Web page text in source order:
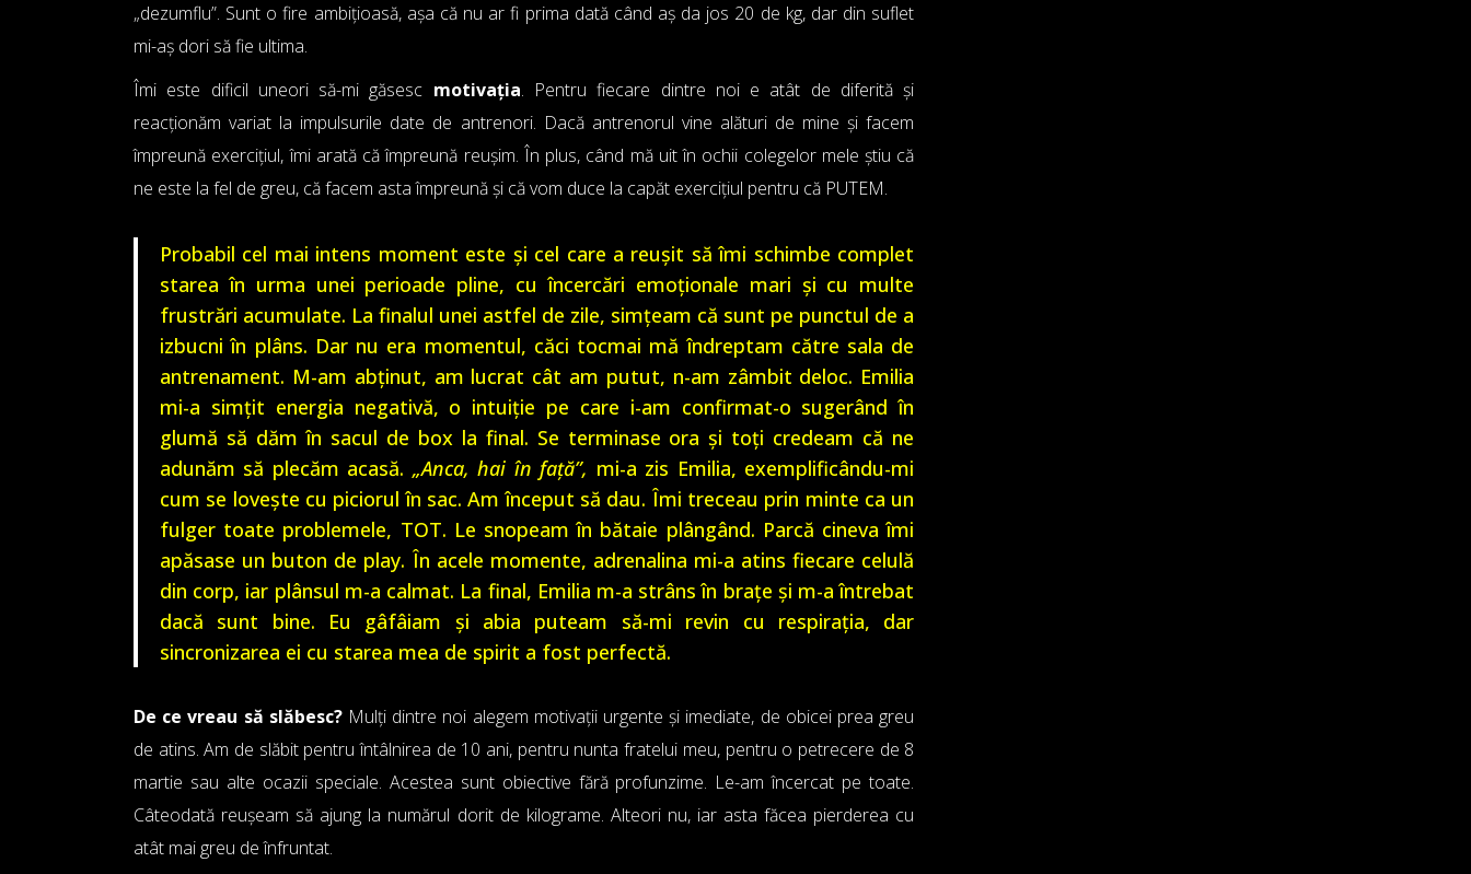
„dezumflu”. Sunt o fire ambițioasă, așa că nu ar fi prima dată când aș da jos 20 de kg, dar din suflet
mi-aș dori să fie ultima.
Îmi este dificil uneori să-mi găsesc motivația. Pentru fiecare dintre noi e atât de diferită și
reacționăm variat la impulsurile date de antrenori. Dacă antrenorul vine alături de mine și facem
împreună exercițiul, îmi arată că împreună reușim. În plus, când mă uit în ochii colegelor mele știu că
ne este la fel de greu, că facem asta împreună și că vom duce la capăt exercițiul pentru că PUTEM.
Probabil cel mai intens moment este și cel care a reușit să îmi schimbe complet
starea în urma unei perioade pline, cu încercări emoționale mari și cu multe
frustrări acumulate. La finalul unei astfel de zile, simțeam că sunt pe punctul de a
izbucni în plâns. Dar nu era momentul, căci tocmai mă îndreptam către sala de
antrenament. M-am abținut, am lucrat cât am putut, n-am zâmbit deloc. Emilia
mi-a simțit energia negativă, o intuiție pe care i-am confirmat-o sugerând în
glumă să dăm în sacul de box la final. Se terminase ora și toți credeam că ne
adunăm să plecăm acasă. „Anca, hai în față”, mi-a zis Emilia, exemplificându-mi
cum se lovește cu piciorul în sac. Am început să dau. Îmi treceau prin minte ca un
fulger toate problemele, TOT. Le snopeam în bătaie plângând. Parcă cineva îmi
apăsase un buton de play. În acele momente, adrenalina mi-a atins fiecare celulă
din corp, iar plânsul m-a calmat. La final, Emilia m-a strâns în brațe și m-a întrebat
dacă sunt bine. Eu gâfâiam și abia puteam să-mi revin cu respirația, dar
sincronizarea ei cu starea mea de spirit a fost perfectă.
De ce vreau să slăbesc? Mulți dintre noi alegem motivații urgente și imediate, de obicei prea greu
de atins. Am de slăbit pentru întâlnirea de 10 ani, pentru nunta fratelui meu, pentru o petrecere de 8
martie sau alte ocazii speciale. Acestea sunt obiective fără profunzime. Le-am încercat pe toate.
Câteodată reușeam să ajung la numărul dorit de kilograme. Alteori nu, iar asta făcea pierderea cu
atât mai greu de înfruntat.